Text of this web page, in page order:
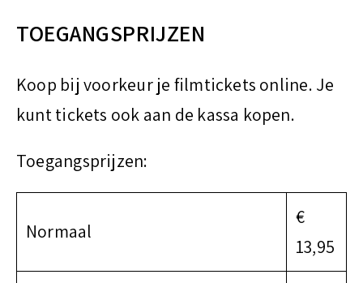
TOEGANGSPRIJZEN
Koop bij voorkeur je filmtickets online. Je
kunt tickets ook aan de kassa kopen.
Toegangsprijzen:
Normaal
€
13,95